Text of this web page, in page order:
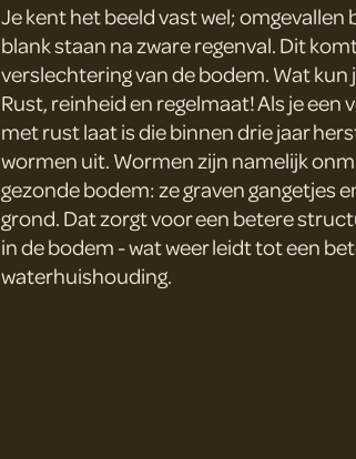
Je kent het beeld vast wel;
blank staan na zware regenval. Dit
verslechtering van de bodem. Wat kun
Rust, reinheid en regelmaat! Als je een
met rust laat is die binnen drie jaar
wormen uit. Wormen zijn namelijk
gezonde bodem: ze graven gangetjes
grond. Dat zorgt voor een betere
in de bodem - wat weer leidt tot een
waterhuishouding.